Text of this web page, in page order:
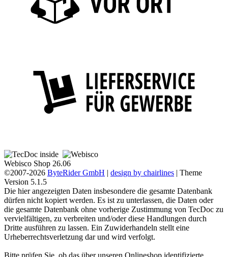
Webisco Shop 26.06
©2007-2026 ByteRider GmbH | design by chairlines | Theme
Version 5.1.5
Die hier angezeigten Daten insbesondere die gesamte Datenbank
dürfen nicht kopiert werden. Es ist zu unterlassen, die Daten oder
die gesamte Datenbank ohne vorherige Zustimmung von TecDoc zu
vervielfältigen, zu verbreiten und/oder diese Handlungen durch
Dritte ausführen zu lassen. Ein Zuwiderhandeln stellt eine
Urheberrechtsverletzung dar und wird verfolgt.
Bitte prüfen Sie, ob das über unseren Onlineshop identifizierte